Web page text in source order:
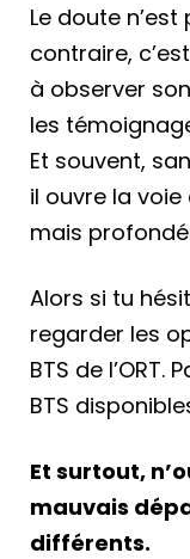
Le doute
contraire,
à observer
les
Et souvent,
il ouvre la
mais
Alors si tu
regarder les
BTS de l’ORT.
BTS
Et surtout,
mauvais
différents.